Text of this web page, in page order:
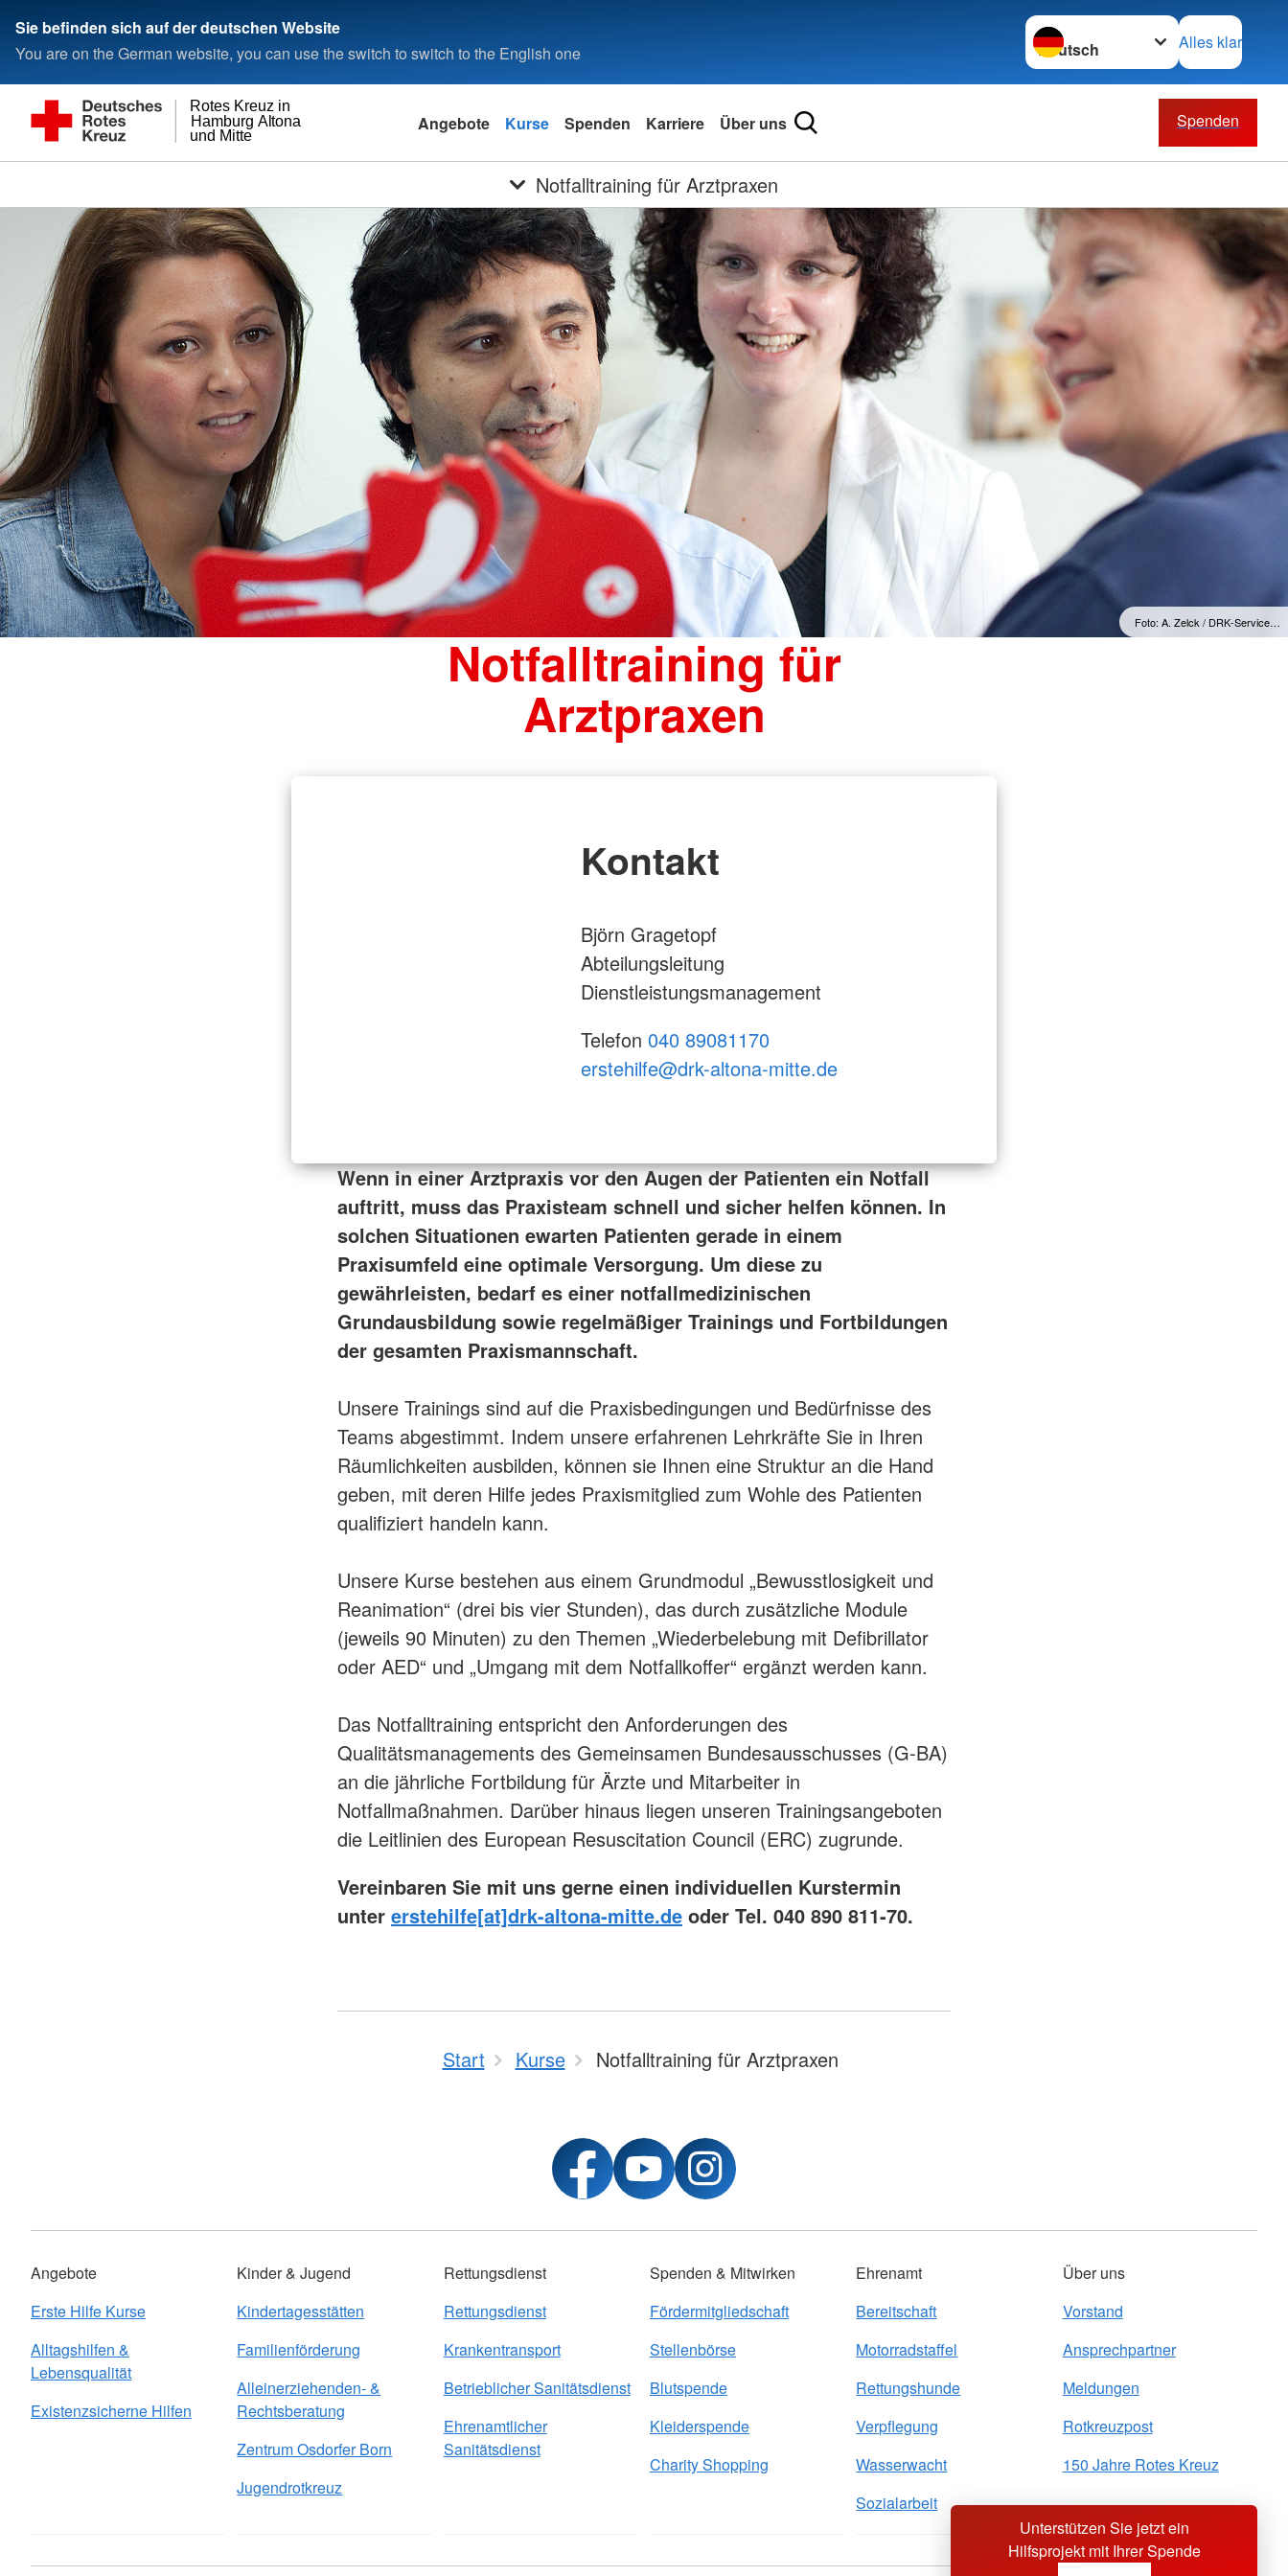
Sie befinden sich auf der deutschen Website
You are on the German website, you can use the switch to switch to the English one
Sprache wechseln zu
Alles klar
und Mitte
Hamburg Altona
Rotes Kreuz in
Angebote Kurse Spenden Karriere Über uns Spenden
Notfalltraining für Arztpraxen
Foto: A. Zelck / DRK-Service…
Notfalltraining für
Arztpraxen
Kontakt
Björn Gragetopf
Abteilungsleitung
Dienstleistungsmanagement
Telefon 040 89081170
erstehilfe@drk-altona-mitte.de
Wenn in einer Arztpraxis vor den Augen der Patienten ein Notfall
auftritt, muss das Praxisteam schnell und sicher helfen können. In
solchen Situationen ewarten Patienten gerade in einem
Praxisumfeld eine optimale Versorgung. Um diese zu
gewährleisten, bedarf es einer notfallmedizinischen
Grundausbildung sowie regelmäßiger Trainings und Fortbildungen
der gesamten Praxismannschaft.
Unsere Trainings sind auf die Praxisbedingungen und Bedürfnisse des
Teams abgestimmt. Indem unsere erfahrenen Lehrkräfte Sie in Ihren
Räumlichkeiten ausbilden, können sie Ihnen eine Struktur an die Hand
geben, mit deren Hilfe jedes Praxismitglied zum Wohle des Patienten
qualifiziert handeln kann.
Unsere Kurse bestehen aus einem Grundmodul „Bewusstlosigkeit und
Reanimation“ (drei bis vier Stunden), das durch zusätzliche Module
(jeweils 90 Minuten) zu den Themen „Wiederbelebung mit Defibrillator
oder AED“ und „Umgang mit dem Notfallkoffer“ ergänzt werden kann.
Das Notfalltraining entspricht den Anforderungen des
Qualitätsmanagements des Gemeinsamen Bundesausschusses (G-BA)
an die jährliche Fortbildung für Ärzte und Mitarbeiter in
Notfallmaßnahmen. Darüber hinaus liegen unseren Trainingsangeboten
die Leitlinien des European Resuscitation Council (ERC) zugrunde.
Vereinbaren Sie mit uns gerne einen individuellen Kurstermin
unter erstehilfe[at]drk-altona-mitte.de oder Tel. 040 890 811-70.
Unterstützen Sie jetzt ein
Hilfsprojekt mit Ihrer Spende
Start Kurse Notfalltraining für Arztpraxen
Angebote
Erste Hilfe Kurse
Alltagshilfen &
Lebensqualität
Existenzsicherne Hilfen
Kinder & Jugend
Kindertagesstätten
Familienförderung
Alleinerziehenden- &
Rechtsberatung
Zentrum Osdorfer Born
Jugendrotkreuz
Rettungsdienst
Rettungsdienst
Krankentransport
Betrieblicher Sanitätsdienst
Ehrenamtlicher
Sanitätsdienst
Spenden & Mitwirken
Fördermitgliedschaft
Stellenbörse
Blutspende
Kleiderspende
Charity Shopping
Ehrenamt
Bereitschaft
Motorradstaffel
Rettungshunde
Verpflegung
Wasserwacht
Sozialarbeit
Über uns
Vorstand
Ansprechpartner
Meldungen
Rotkreuzpost
150 Jahre Rotes Kreuz